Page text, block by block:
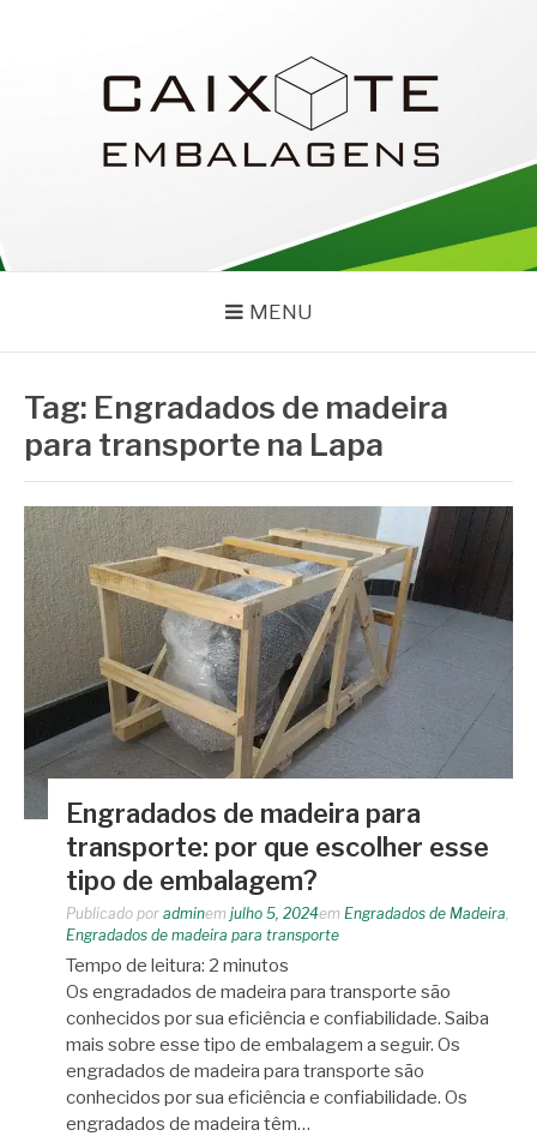
MENU
Tag: Engradados de madeira
para transporte na Lapa
Engradados de madeira para
transporte: por que escolher esse
tipo de embalagem?
Publicado por adminem julho 5, 2024em Engradados de Madeira,
Engradados de madeira para transporte
Tempo de leitura: 2 minutos
Os engradados de madeira para transporte são
conhecidos por sua eficiência e confiabilidade. Saiba
mais sobre esse tipo de embalagem a seguir. Os
engradados de madeira para transporte são
conhecidos por sua eficiência e confiabilidade. Os
engradados de madeira têm…